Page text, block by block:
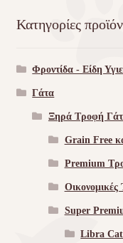
Κατηγορίες
Φροντίδα - Είδη
Γάτα
Ξηρά Τροφή
Grain Free
Premium
Super
Libra Cat